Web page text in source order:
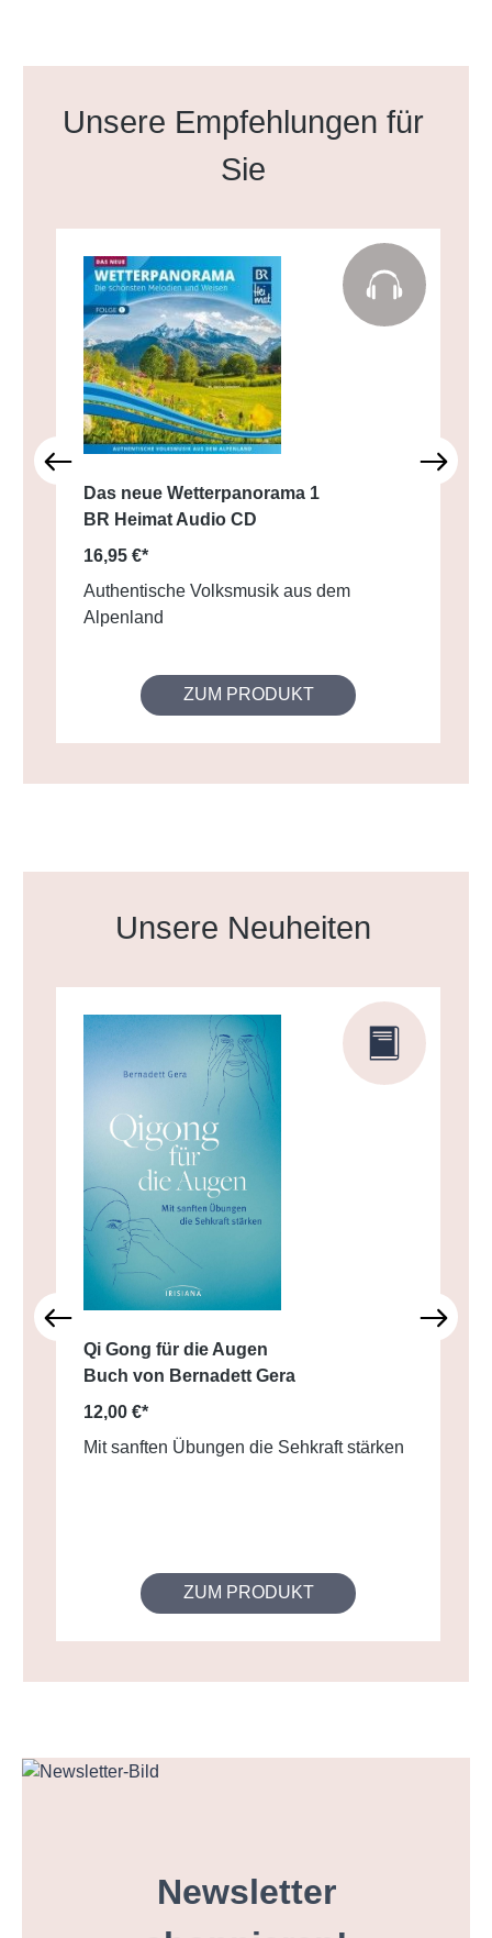
Produktgalerie überspringen
Unsere Empfehlungen für
Sie
Das neue Wetterpanorama 1
BR Heimat Audio CD
16,95 €*
Authentische Volksmusik aus dem
Alpenland
ZUM PRODUKT
Produktgalerie überspringen
Unsere Neuheiten
Qi Gong für die Augen
Buch von Bernadett Gera
12,00 €*
Mit sanften Übungen die Sehkraft stärken
ZUM PRODUKT
Newsletter